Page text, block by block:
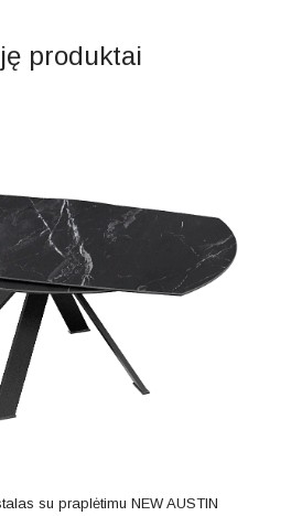
produktai
su praplėtimu NEW AUSTIN